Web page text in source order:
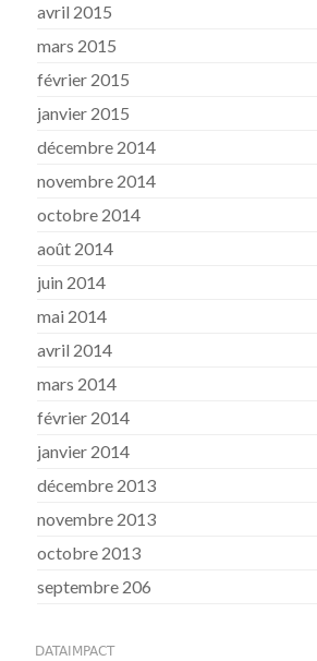
avril 2015
mars 2015
février 2015
janvier 2015
décembre 2014
novembre 2014
octobre 2014
août 2014
juin 2014
mai 2014
avril 2014
mars 2014
février 2014
janvier 2014
décembre 2013
novembre 2013
octobre 2013
septembre 206
DATAIMPACT